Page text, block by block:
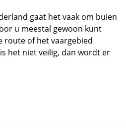
gaat het vaak om buien
u meestal gewoon kunt
route of het vaargebied
het niet veilig, dan wordt er